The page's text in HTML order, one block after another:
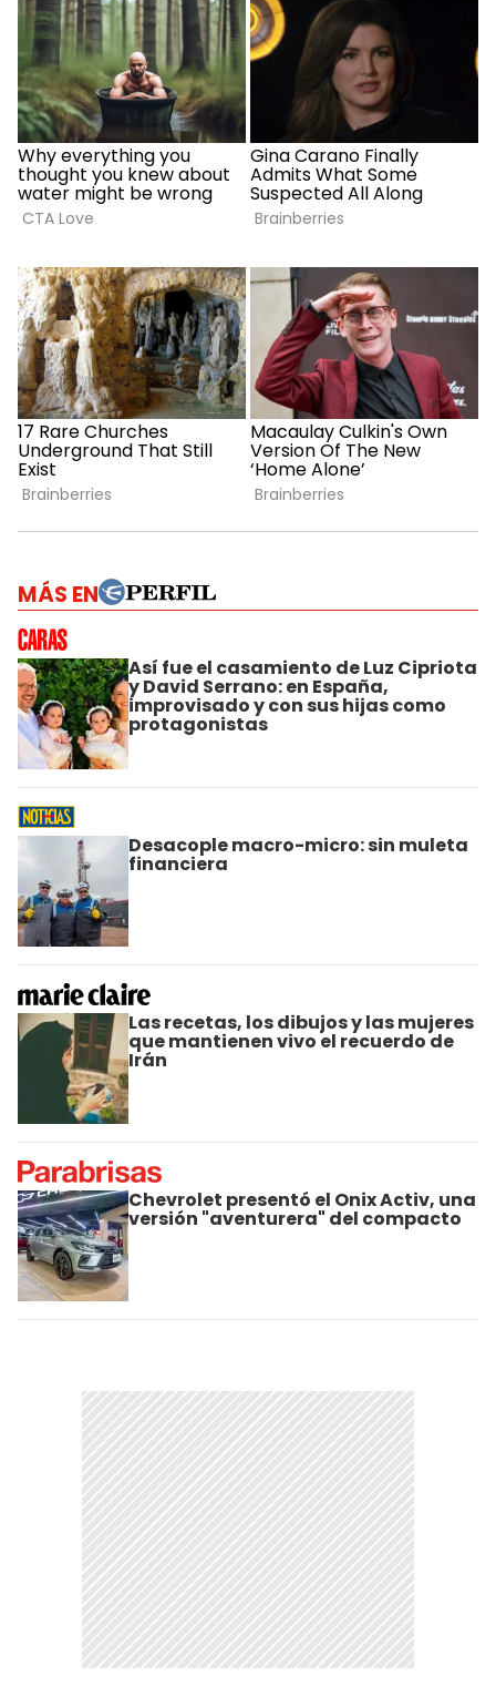
MÁS EN
Así fue el casamiento de Luz Cipriota
y David Serrano: en España,
improvisado y con sus hijas como
protagonistas
Desacople macro-micro: sin muleta
financiera
Las recetas, los dibujos y las mujeres
que mantienen vivo el recuerdo de
Irán
Chevrolet presentó el Onix Activ, una
versión "aventurera" del compacto